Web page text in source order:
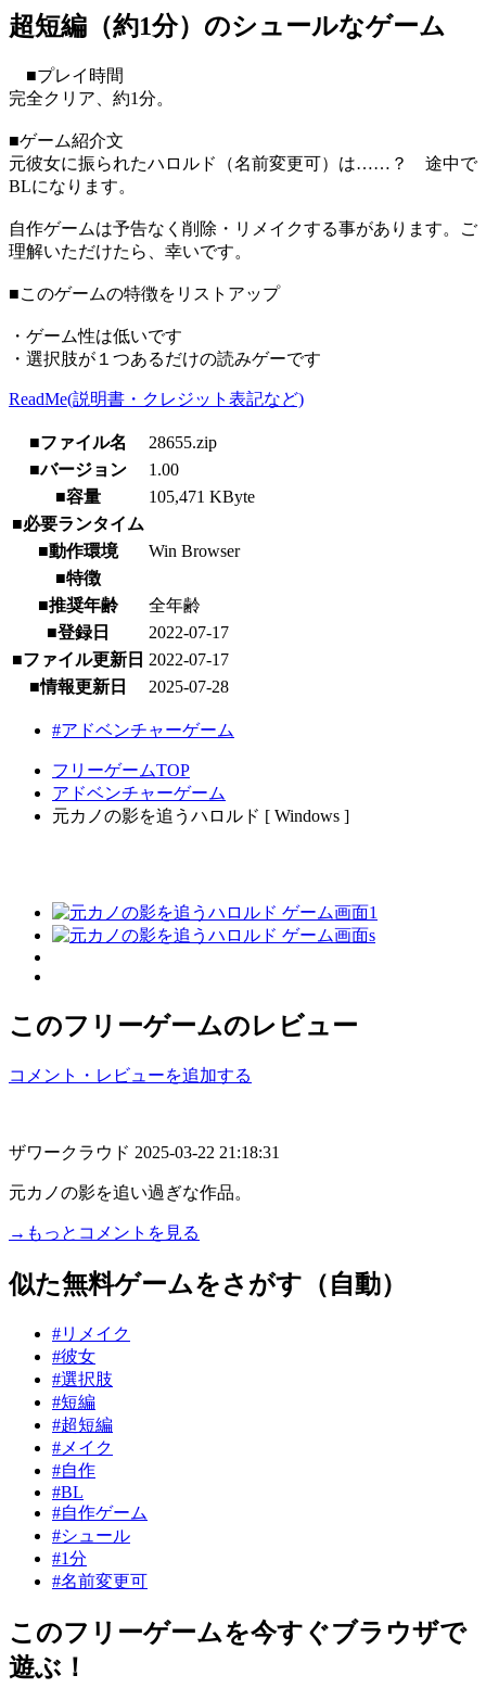
超短編（約1分）のシュールなゲーム
■プレイ時間
完全クリア、約1分。
■ゲーム紹介文
元彼女に振られたハロルド（名前変更可）は……？ 途中で
BLになります。
自作ゲームは予告なく削除・リメイクする事があります。ご
理解いただけたら、幸いです。
■このゲームの特徴をリストアップ
・ゲーム性は低いです
・選択肢が１つあるだけの読みゲーです
ReadMe(説明書・クレジット表記など)
■ファイル名
28655.zip
■バージョン
1.00
■容量
105,471 KByte
■必要ランタイム
■動作環境
Win Browser
■特徴
■推奨年齢
全年齢
■登録日
2022-07-17
■ファイル更新日 2022-07-17
■情報更新日
2025-07-28
#アドベンチャーゲーム
フリーゲームTOP
アドベンチャーゲーム
元カノの影を追うハロルド [ Windows ]
このフリーゲームのレビュー
コメント・レビューを追加する
ザワークラウド 2025-03-22 21:18:31
元カノの影を追い過ぎな作品。
→もっとコメントを見る
似た無料ゲームをさがす（自動）
#リメイク
#彼女
#選択肢
#短編
#超短編
#メイク
#自作
#BL
#自作ゲーム
#シュール
#1分
#名前変更可
このフリーゲームを今すぐブラウザで
遊ぶ！